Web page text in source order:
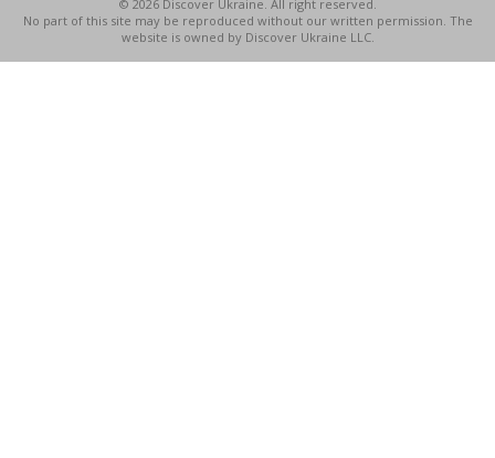
© 2026 Discover Ukraine. All right reserved.
No part of this site may be reproduced without our written permission. The
website is owned by Discover Ukraine LLC.